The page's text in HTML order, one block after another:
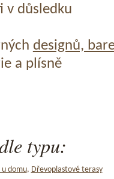
v důsledku
designů,
a plísně
typu:
u domu, Dřevoplastové terasy